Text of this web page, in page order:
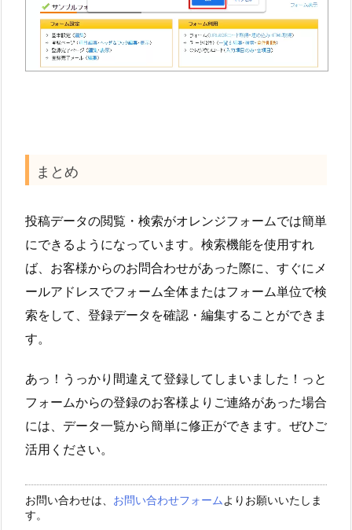
まとめ
投稿データの閲覧・検索がオレンジフォームでは簡単
にできるようになっています。検索機能を使用すれ
ば、お客様からのお問合わせがあった際に、すぐにメ
ールアドレスでフォーム全体またはフォーム単位で検
索をして、登録データを確認・編集することができま
す。
あっ！うっかり間違えて登録してしまいました！っと
フォームからの登録のお客様よりご連絡があった場合
には、データ一覧から簡単に修正ができます。ぜひご
活用ください。
お問い合わせは、 お問い合わせフォーム よりお願いいたしま
す。